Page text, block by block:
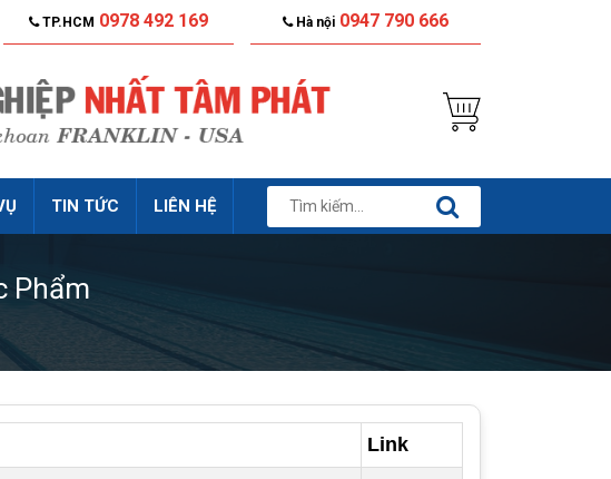
TP.HCM 0978 492 169 Hà nội 0947 790 666
TIN TỨC LIÊN HỆ
Phẩm
Link